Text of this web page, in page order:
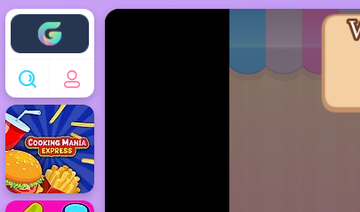
Enjoy4fun